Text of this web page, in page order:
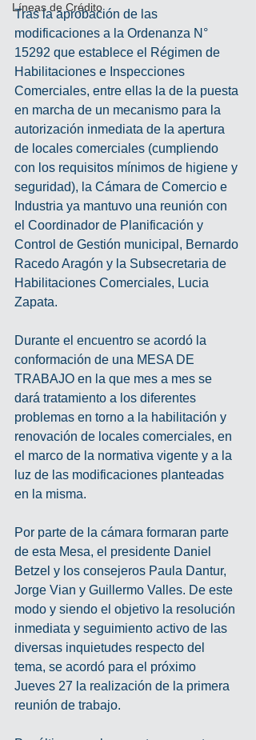
Líneas de Crédito
Tras la aprobación de las
modificaciones a la Ordenanza N°
15292 que establece el Régimen de
Habilitaciones e Inspecciones
Comerciales, entre ellas la de la puesta
en marcha de un mecanismo para la
autorización inmediata de la apertura
de locales comerciales (cumpliendo
con los requisitos mínimos de higiene y
seguridad), la Cámara de Comercio e
Industria ya mantuvo una reunión con
el Coordinador de Planificación y
Control de Gestión municipal, Bernardo
Racedo Aragón y la Subsecretaria de
Habilitaciones Comerciales, Lucia
Zapata.
Durante el encuentro se acordó la
conformación de una MESA DE
TRABAJO en la que mes a mes se
dará tratamiento a los diferentes
problemas en torno a la habilitación y
renovación de locales comerciales, en
el marco de la normativa vigente y a la
luz de las modificaciones planteadas
en la misma.
Por parte de la cámara formaran parte
de esta Mesa, el presidente Daniel
Betzel y los consejeros Paula Dantur,
Jorge Vian y Guillermo Valles. De este
modo y siendo el objetivo la resolución
inmediata y seguimiento activo de las
diversas inquietudes respecto del
tema, se acordó para el próximo
Jueves 27 la realización de la primera
reunión de trabajo.